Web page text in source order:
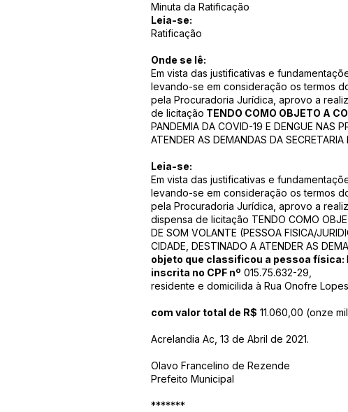
Minuta da Ratificação
Leia-se:
Ratificação
Onde se lê:
Em vista das justificativas e
levando-se em consideração os termos
pela Procuradoria Jurídica, aprovo a
de licitação TENDO COMO OBJETO A
PANDEMIA DA COVID-19 E DENGUE NAS
ATENDER AS DEMANDAS DA SECRETARIA
Leia-se:
Em vista das justificativas e
levando-se em consideração os termos
pela Procuradoria Jurídica, aprovo a
dispensa de licitação TENDO COMO
DE SOM VOLANTE (PESSOA FISICA/
CIDADE, DESTINADO A ATENDER AS
objeto que classificou a pessoa física:
inscrita no CPF nº 015.75.632-29,
residente e domicilida à Rua Onofre
com valor total de R$ 11.060,00 (onze
Acrelandia Ac, 13 de Abril de 2021.
Olavo Francelino de Rezende
Prefeito Municipal
*******